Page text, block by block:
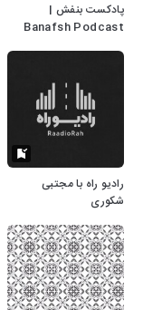
پادکست بنفش |
Banafsh Podcast
رادیو راه با مجتبی
شکوری